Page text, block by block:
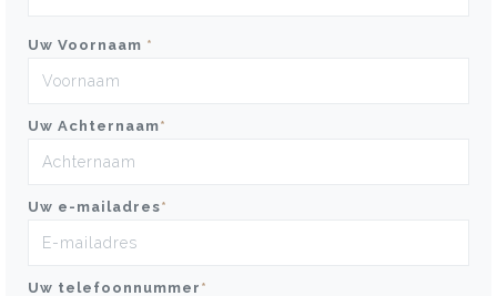
Uw Voornaam *
Uw Achternaam*
Uw e-mailadres*
Uw telefoonnummer *